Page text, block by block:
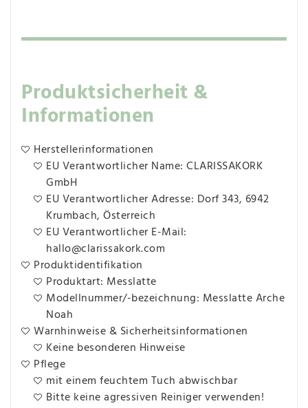
Produktsicherheit &
Informationen
Herstellerinformationen
EU Verantwortlicher Name: CLARISSAKORK
GmbH
EU Verantwortlicher Adresse: Dorf 343, 6942
Krumbach, Österreich
EU Verantwortlicher E-Mail:
hallo@clarissakork.com
Produktidentifikation
Produktart: Messlatte
Modellnummer/-bezeichnung: Messlatte Arche
Noah
Warnhinweise & Sicherheitsinformationen
Keine besonderen Hinweise
Pflege
mit einem feuchtem Tuch abwischbar
Bitte keine agressiven Reiniger verwenden!